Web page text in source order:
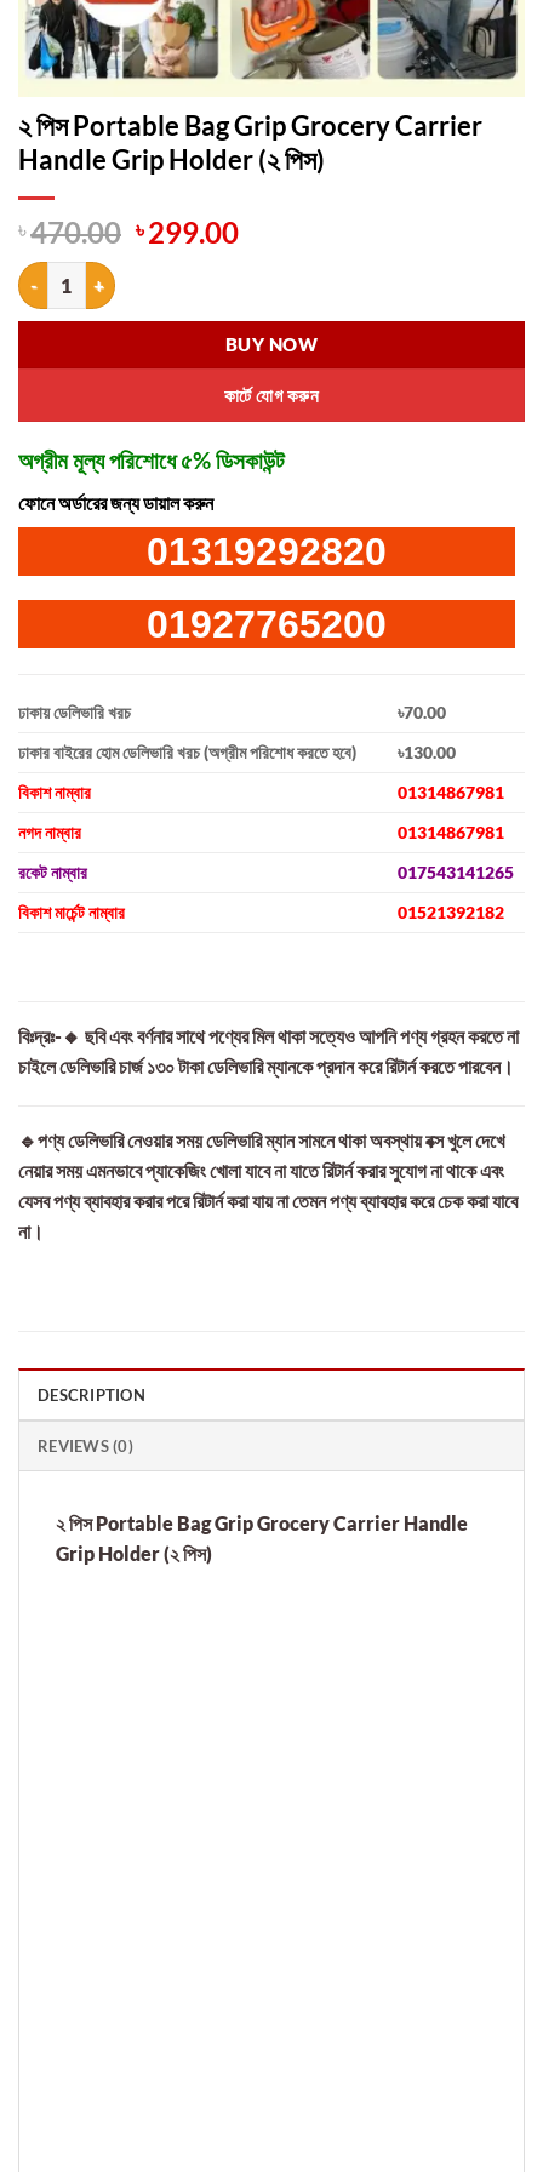
২ পিস Portable Bag Grip Grocery Carrier
Handle Grip Holder (২ পিস)
৳470.00 Original
৳ 470.00.
৳299.00Current
৳ 299.00.
২ পিস Portable Bag Grip Grocery Carrier Handle Grip Holder (২ পিস)
কার্টে যোগ করুন
BUY NOW
অগ্রীম মূল্য পরিশোধে ৫% ডিসকাউন্ট
ফোনে অর্ডারের জন্য ডায়াল করুন
01319292820
01927765200
ঢাকায় ডেলিভারি খরচ
৳70.00
ঢাকার বাইরের হোম ডেলিভারি খরচ (অগ্রীম পরিশোধ করতে হবে)
৳130.00
বিকাশ নাম্বার
01314867981
নগদ নাম্বার
01314867981
রকেট নাম্বার
017543141265
বিকাশ মার্চেন্ট নাম্বার
01521392182
বিঃদ্রঃ-🔸 ছবি এবং বর্ণনার সাথে পণ্যের মিল থাকা সত্যেও আপনি পণ্য গ্রহন করতে না
চাইলে ডেলিভারি চার্জ ১৩০ টাকা ডেলিভারি ম্যানকে প্রদান করে রিটার্ন করতে পারবেন।
🔹পণ্য ডেলিভারি নেওয়ার সময় ডেলিভারি ম্যান সামনে থাকা অবস্থায় বক্স খুলে দেখে
নেয়ার সময় এমনভাবে প্যাকেজিং খোলা যাবে না যাতে রিটার্ন করার সুযোগ না থাকে এবং
যেসব পণ্য ব্যাবহার করার পরে রিটার্ন করা যায় না তেমন পণ্য ব্যাবহার করে চেক করা যাবে
না।
DESCRIPTION
REVIEWS (0)
২ পিস Portable Bag Grip Grocery Carrier Handle
Grip Holder (২ পিস)